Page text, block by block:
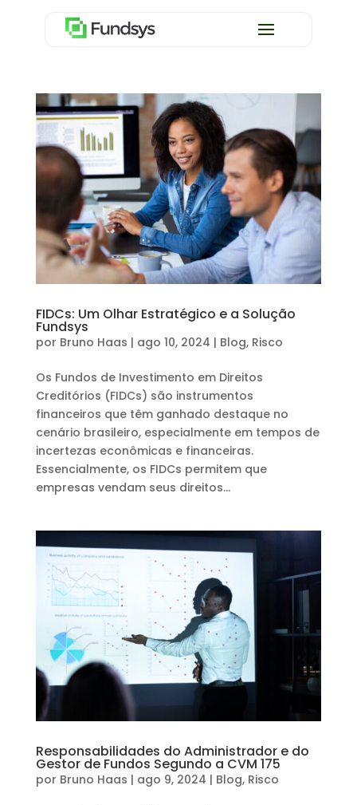
FIDCs: Um Olhar Estratégico e a Solução
Fundsys
por Bruno Haas | ago 10, 2024 | Blog, Risco
Os Fundos de Investimento em Direitos
Creditórios (FIDCs) são instrumentos
financeiros que têm ganhado destaque no
cenário brasileiro, especialmente em tempos de
incertezas econômicas e financeiras.
Essencialmente, os FIDCs permitem que
empresas vendam seus direitos...
Responsabilidades do Administrador e do
Gestor de Fundos Segundo a CVM 175
por Bruno Haas | ago 9, 2024 | Blog, Risco